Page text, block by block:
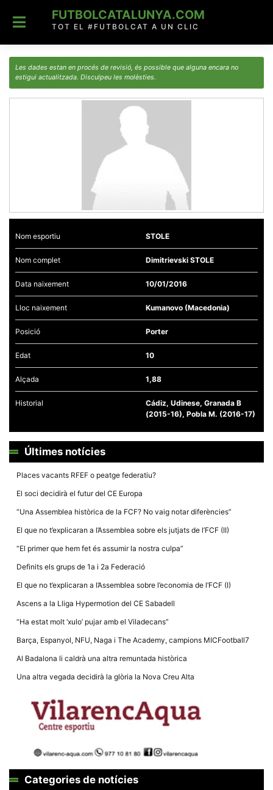
content
FUTBOLCATALUNYA.COM
TOT EL #FUTBOLCAT A UN CLIC
Les dades estan en procés de revisió, és possible que alguna encara no
estigui actualitzada. Disculpeu les molèsties.
Nom esportiu STOLE
Nom complet Dimitrievski STOLE
Data naixement 10/01/2016
Lloc naixement Kumanovo (Macedonia)
Posició Porter
Edat 10
Alçada 1,88
Historial
Cádiz, Udinese, Granada B
(2015-16), Pobla M. (2016-17)
Últimes notícies
Places vacants RFEF o peatge federatiu?
El soci decidirà el futur del CE Europa
“Una Assemblea històrica de la FCF? No vaig notar diferències”
El que no t’explicaran a l’Assemblea sobre els jutjats de l’FCF (II)
“El primer que hem fet és assumir la nostra culpa”
Definits els grups de 1a i 2a Federació
El que no t’explicaran a l’Assemblea sobre l’economia de l’FCF (I)
Ascens a la Lliga Hypermotion del CE Sabadell
“Ha estat molt ‘xulo’ pujar amb el Viladecans”
Barça, Espanyol, NFU, Naga i The Academy, campions MICFootball7
Al Badalona li caldrà una altra remuntada històrica
Una altra vegada decidirà la glòria la Nova Creu Alta
Categories de notícies
Necessàries
cookies no
són
opcionals,
són
necessàries
per al
funcionament
de manera
del lloc web
la funcionalitat
Experiència
d'usuari
Alguns
components
tècnics del
nostre lloc web
emmagatzemen
dades en el seu
dispositiu que
bé com sigui
possible. Si
rebutja
cookies
algunes